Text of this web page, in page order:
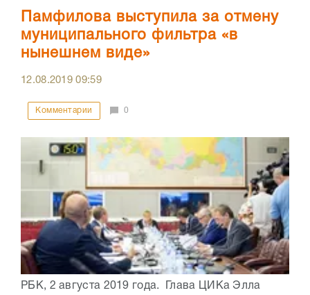
Памфилова выступила за отмену
муниципального фильтра «в
нынешнем виде»
12.08.201909:59
Комментарии 0
РБК, 2 августа 2019 года. Глава ЦИКа Элла